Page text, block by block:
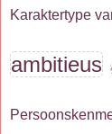
Karaktertype
ambitieus